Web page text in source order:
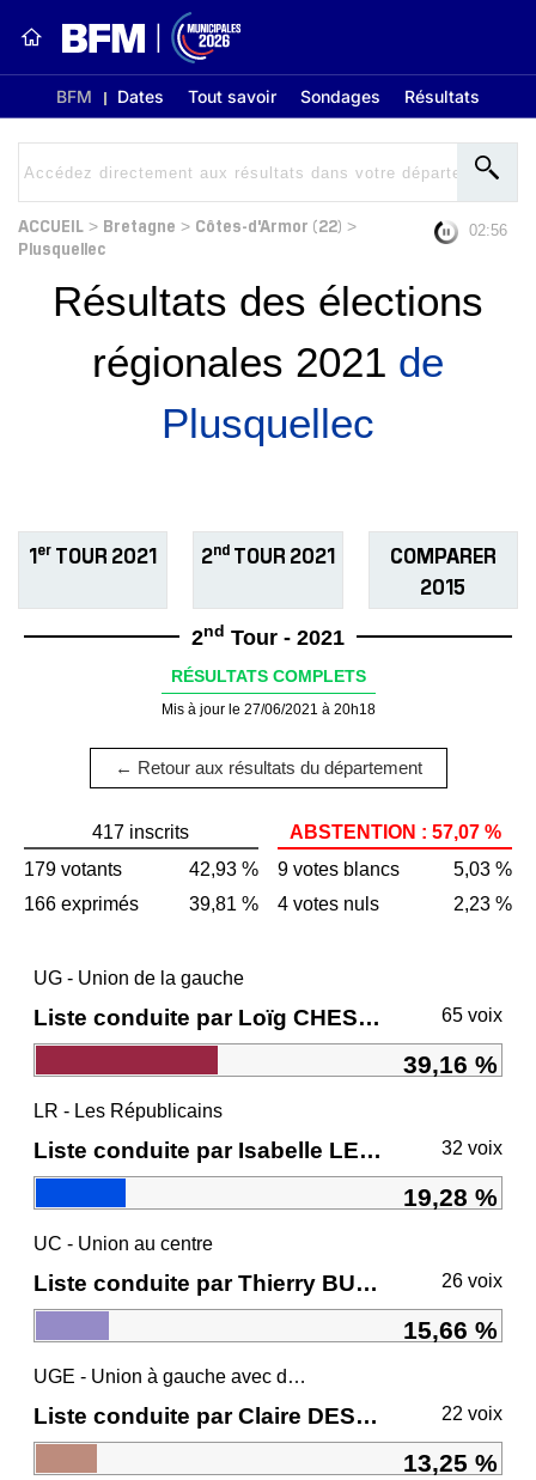
BFM Dates Tout savoir Sondages Résultats
ACCUEIL > Bretagne > Côtes-d'Armor (22) >
Plusquellec
02:56
Résultats des élections
régionales 2021 de
Plusquellec
1er TOUR 2021 2ndTOUR 2021
COMPARER
2015
2nd Tour - 2021
RÉSULTATS COMPLETS
Mis à jour le 27/06/2021 à 20h18
← Retour aux résultats du département
417 inscrits
179 votants
42,93 %
166 exprimés
39,81 %
ABSTENTION : 57,07 %
9 votes blancs
5,03 %
4 votes nuls
2,23 %
UG - Union de la gauche
Liste conduite par Loïg CHESNAIS-GIRARD 65 voix
39,16 %
LR - Les Républicains
Liste conduite par Isabelle LE CALLENNEC 32 voix
19,28 %
UC - Union au centre
Liste conduite par Thierry BURLOT 26 voix
15,66 %
UGE - Union à gauche avec des écologistes
Liste conduite par Claire DESMARES-POIRRIER 22 voix
13,25 %